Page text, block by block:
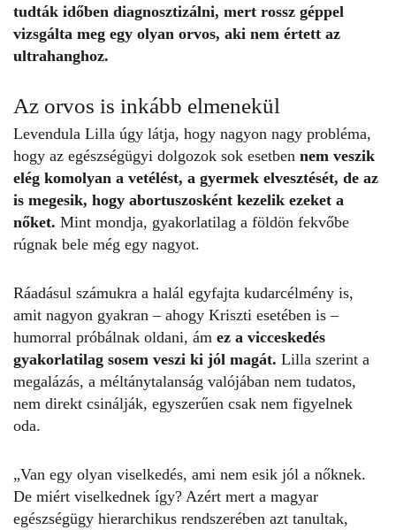
tudták időben diagnosztizálni, mert rossz géppel
vizsgálta meg egy olyan orvos, aki nem értett az
ultrahanghoz.
Az orvos is inkább elmenekül
Levendula Lilla úgy látja, hogy nagyon nagy probléma,
hogy az egészségügyi dolgozok sok esetben nem veszik
elég komolyan a vetélést, a gyermek elvesztését, de az
is megesik, hogy abortuszosként kezelik ezeket a
nőket. Mint mondja, gyakorlatilag a földön fekvőbe
rúgnak bele még egy nagyot.
Ráadásul számukra a halál egyfajta kudarcélmény is,
amit nagyon gyakran – ahogy Kriszti esetében is –
humorral próbálnak oldani, ám ez a vicceskedés
gyakorlatilag sosem veszi ki jól magát. Lilla szerint a
megalázás, a méltánytalanság valójában nem tudatos,
nem direkt csinálják, egyszerűen csak nem figyelnek
oda.
„Van egy olyan viselkedés, ami nem esik jól a nőknek.
De miért viselkednek így? Azért mert a magyar
egészségügy hierarchikus rendszerében azt tanultak,